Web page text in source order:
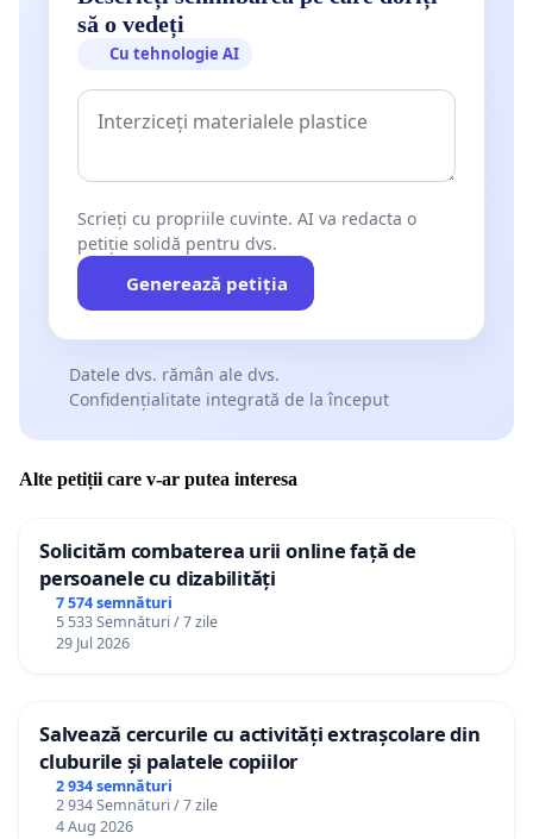
să o vedeți
Cu tehnologie AI
Scrieți cu propriile cuvinte. AI va redacta o
petiție solidă pentru dvs.
Generează petiția
Datele dvs. rămân ale dvs.
Confidențialitate integrată de la început
Alte petiții care v-ar putea interesa
Solicităm combaterea urii online față de
persoanele cu dizabilități
7 574 semnături
5 533 Semnături / 7 zile
29 Jul 2026
Salvează cercurile cu activități extrașcolare din
cluburile și palatele copiilor
2 934 semnături
2 934 Semnături / 7 zile
4 Aug 2026